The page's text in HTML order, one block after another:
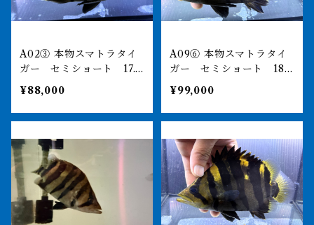
A02③ 本物スマトラタイ
ガー セミショート 17.5
㎝前後 イエロー
¥88,000
A09⑥ 本物スマトラタイ
ガー セミショート 18
㎝前後 イエロー
¥99,000